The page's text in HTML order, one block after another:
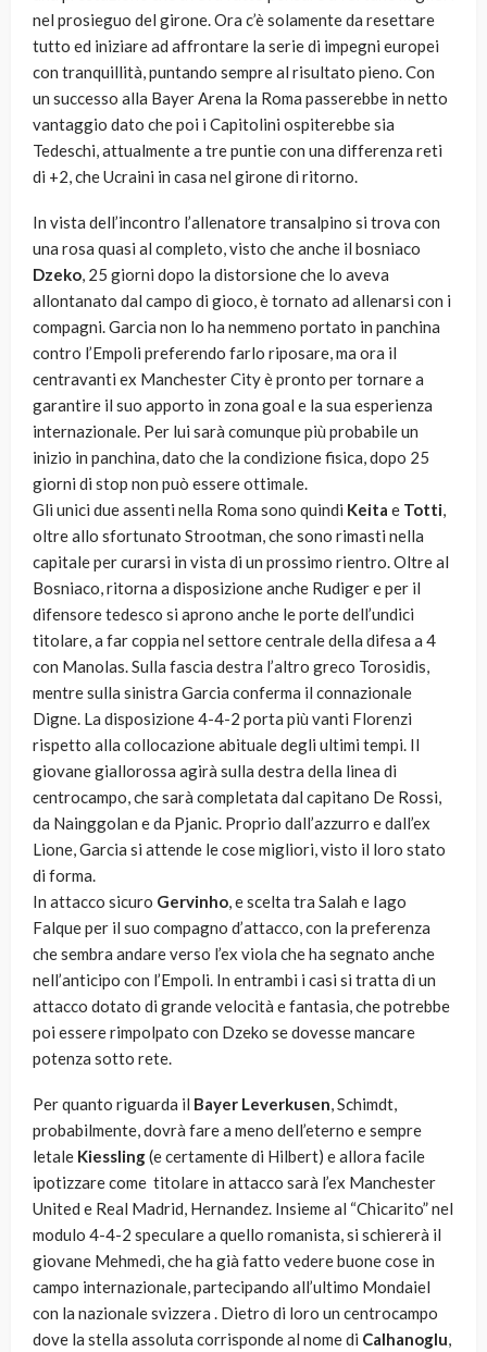
nel prosieguo del girone. Ora c’è solamente da resettare
tutto ed iniziare ad affrontare la serie di impegni europei
con tranquillità, puntando sempre al risultato pieno. Con
un successo alla Bayer Arena la Roma passerebbe in netto
vantaggio dato che poi i Capitolini ospiterebbe sia
Tedeschi, attualmente a tre puntie con una differenza reti
di +2, che Ucraini in casa nel girone di ritorno.
In vista dell’incontro l’allenatore transalpino si trova con
una rosa quasi al completo, visto che anche il bosniaco
Dzeko, 25 giorni dopo la distorsione che lo aveva
allontanato dal campo di gioco, è tornato ad allenarsi con i
compagni. Garcia non lo ha nemmeno portato in panchina
contro l’Empoli preferendo farlo riposare, ma ora il
centravanti ex Manchester City è pronto per tornare a
garantire il suo apporto in zona goal e la sua esperienza
internazionale. Per lui sarà comunque più probabile un
inizio in panchina, dato che la condizione fisica, dopo 25
giorni di stop non può essere ottimale.
Gli unici due assenti nella Roma sono quindi Keita e Totti,
oltre allo sfortunato Strootman, che sono rimasti nella
capitale per curarsi in vista di un prossimo rientro. Oltre al
Bosniaco, ritorna a disposizione anche Rudiger e per il
difensore tedesco si aprono anche le porte dell’undici
titolare, a far coppia nel settore centrale della difesa a 4
con Manolas. Sulla fascia destra l’altro greco Torosidis,
mentre sulla sinistra Garcia conferma il connazionale
Digne. La disposizione 4-4-2 porta più vanti Florenzi
rispetto alla collocazione abituale degli ultimi tempi. Il
giovane giallorossa agirà sulla destra della linea di
centrocampo, che sarà completata dal capitano De Rossi,
da Nainggolan e da Pjanic. Proprio dall’azzurro e dall’ex
Lione, Garcia si attende le cose migliori, visto il loro stato
di forma.
In attacco sicuro Gervinho, e scelta tra Salah e Iago
Falque per il suo compagno d’attacco, con la preferenza
che sembra andare verso l’ex viola che ha segnato anche
nell’anticipo con l’Empoli. In entrambi i casi si tratta di un
attacco dotato di grande velocità e fantasia, che potrebbe
poi essere rimpolpato con Dzeko se dovesse mancare
potenza sotto rete.
Per quanto riguarda il Bayer Leverkusen, Schimdt,
probabilmente, dovrà fare a meno dell’eterno e sempre
letale Kiessling(e certamente di Hilbert) e allora facile
ipotizzare come titolare in attacco sarà l’ex Manchester
United e Real Madrid, Hernandez. Insieme al “Chicarito” nel
modulo 4-4-2 speculare a quello romanista, si schiererà il
giovane Mehmedi, che ha già fatto vedere buone cose in
campo internazionale, partecipando all’ultimo Mondaiel
con la nazionale svizzera . Dietro di loro un centrocampo
dove la stella assoluta corrisponde al nome di Calhanoglu,